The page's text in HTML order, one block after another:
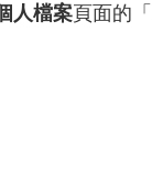
人檔案頁面的「